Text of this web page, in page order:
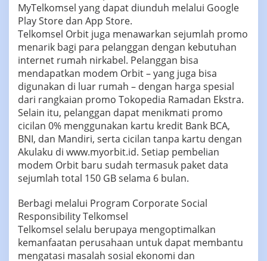
MyTelkomsel yang dapat diunduh melalui Google
Play Store dan App Store.
Telkomsel Orbit juga menawarkan sejumlah promo
menarik bagi para pelanggan dengan kebutuhan
internet rumah nirkabel. Pelanggan bisa
mendapatkan modem Orbit – yang juga bisa
digunakan di luar rumah – dengan harga spesial
dari rangkaian promo Tokopedia Ramadan Ekstra.
Selain itu, pelanggan dapat menikmati promo
cicilan 0% menggunakan kartu kredit Bank BCA,
BNI, dan Mandiri, serta cicilan tanpa kartu dengan
Akulaku di www.myorbit.id. Setiap pembelian
modem Orbit baru sudah termasuk paket data
sejumlah total 150 GB selama 6 bulan.
Berbagi melalui Program Corporate Social
Responsibility Telkomsel
Telkomsel selalu berupaya mengoptimalkan
kemanfaatan perusahaan untuk dapat membantu
mengatasi masalah sosial ekonomi dan